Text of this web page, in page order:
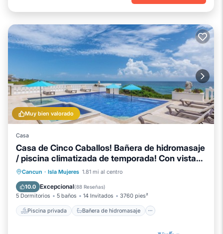
Muy bien valorado
Casa
Casa de Cinco Caballos! Bañera de hidromasaje
/ piscina climatizada de temporada! Con vistas
al caribe
Cancun · Isla Mujeres 1.81 mi al centro
10.0 Excepcional(88 Reseñas)
5 Dormitorios 5 baños 14 Invitados 3760 pies²
Piscina privada Bañera de hidromasaje
Piscina privada
Bañera de hidromasaje
Piscina
Vista al mar